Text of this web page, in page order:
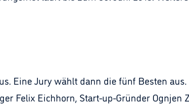
Eine Jury wählt dann die fünf Besten
Felix Eichhorn, Start-up-Gründer Ognjen